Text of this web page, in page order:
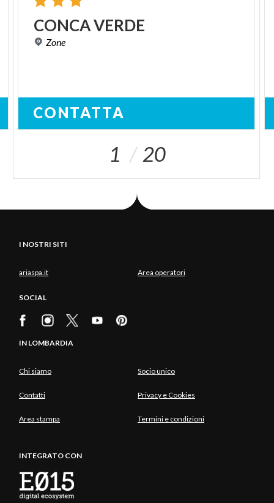
CONCAVERDE
Zone
CONTATTA
1 20
I NOSTRI SITI
ariaspa.it Area operatori
SOCIAL
IN LOMBARDIA
Chi siamo Socio unico
Contatti Privacy e Cookies
Area stampa Termini e condizioni
INTEGRATO CON